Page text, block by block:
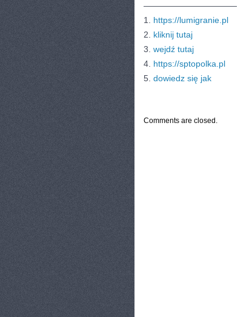
———————————
1. https://lumigranie.pl
2. kliknij tutaj
3. wejdź tutaj
4. https://sptopolka.pl
5. dowiedz się jak
Comments are closed.